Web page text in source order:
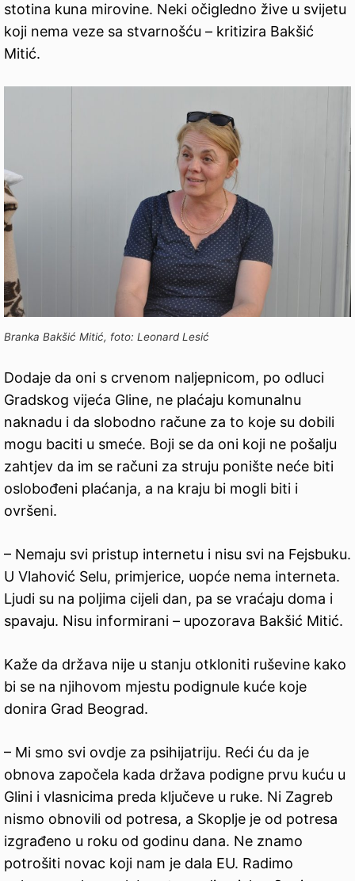
stotina kuna mirovine. Neki očigledno žive u svijetu
koji nema veze sa stvarnošću – kritizira Bakšić
Mitić.
Branka Bakšić Mitić, foto: Leonard Lesić
Dodaje da oni s crvenom naljepnicom, po odluci
Gradskog vijeća Gline, ne plaćaju komunalnu
naknadu i da slobodno račune za to koje su dobili
mogu baciti u smeće. Boji se da oni koji ne pošalju
zahtjev da im se računi za struju ponište neće biti
oslobođeni plaćanja, a na kraju bi mogli biti i
ovršeni.
– Nemaju svi pristup internetu i nisu svi na Fejsbuku.
U Vlahović Selu, primjerice, uopće nema interneta.
Ljudi su na poljima cijeli dan, pa se vraćaju doma i
spavaju. Nisu informirani – upozorava Bakšić Mitić.
Kaže da država nije u stanju otkloniti ruševine kako
bi se na njihovom mjestu podignule kuće koje
donira Grad Beograd.
– Mi smo svi ovdje za psihijatriju. Reći ću da je
obnova započela kada država podigne prvu kuću u
Glini i vlasnicima preda ključeve u ruke. Ni Zagreb
nismo obnovili od potresa, a Skoplje je od potresa
izgrađeno u roku od godinu dana. Ne znamo
potrošiti novac koji nam je dala EU. Radimo